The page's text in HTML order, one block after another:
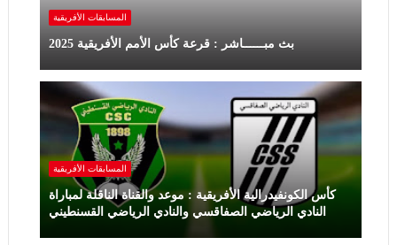
المسابقات الأفريقية
بث مبــــــاشر : قرعة كأس الأمم الأفريقية 2025
المسابقات الأفريقية
كأس الكونفيدرالية الأفريقية : موعد والقناة الناقلة لمباراة
النادي الرياضي الصفاقسي والنادي الرياضي القسنطيني